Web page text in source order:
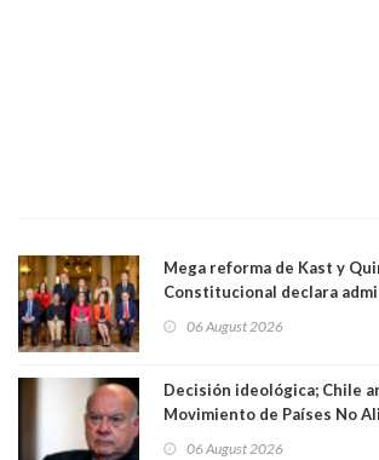
Mega reforma de Kast y
Constitucional declara
06 August 2026
Decisión ideológica; Chile
Movimiento de Países No
06 August 2026